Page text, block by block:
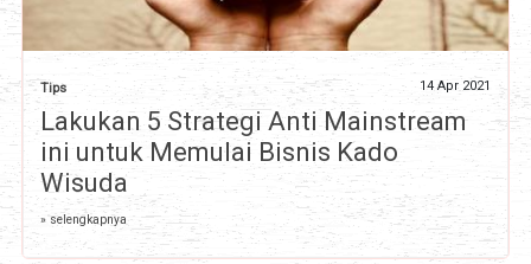
Tips 14 Apr 2021
Lakukan 5 Strategi Anti Mainstream
ini untuk Memulai Bisnis Kado
Wisuda
» selengkapnya